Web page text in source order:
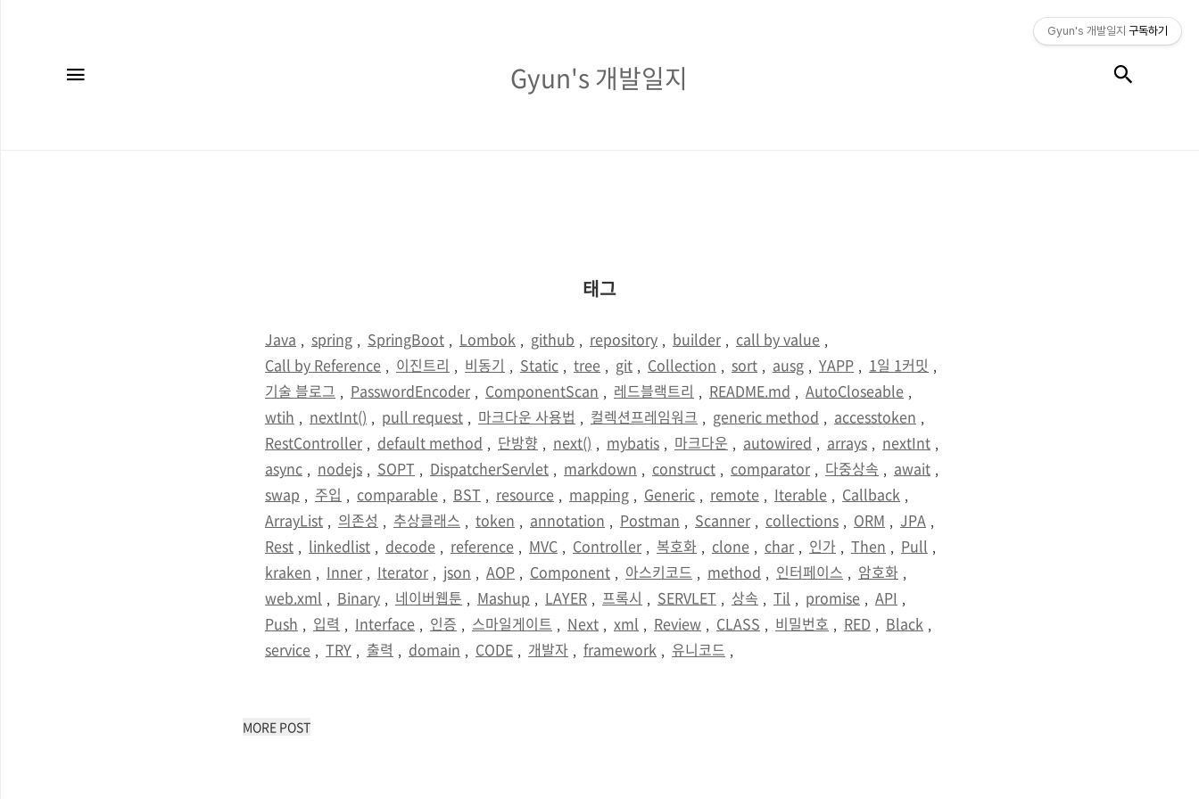
개
Gyun's 개발일지
태그
Java , spring , SpringBoot , Lombok , github , repository , builder , call by value ,
Call by Reference , 이진트리 , 비동기 , Static , tree , git , Collection , sort , ausg , YAPP , 1일 1커밋 ,
기술 블로그 , PasswordEncoder , ComponentScan , 레드블랙트리 , README.md , AutoCloseable ,
wtih , nextInt() , pull request , 마크다운 사용법 , 컬렉션프레임워크 , generic method , accesstoken ,
RestController , default method , 단방향 , next() , mybatis , 마크다운 , autowired , arrays , nextInt ,
async , nodejs , SOPT , DispatcherServlet , markdown , construct , comparator , 다중상속 , await ,
swap , 주입 , comparable , BST , resource , mapping , Generic , remote , Iterable , Callback ,
ArrayList , 의존성 , 추상클래스 , token , annotation , Postman , Scanner , collections , ORM , JPA ,
Rest , linkedlist , decode , reference , MVC , Controller , 복호화 , clone , char , 인가 , Then , Pull ,
kraken , Inner , Iterator , json , AOP , Component , 아스키코드 , method , 인터페이스 , 암호화 ,
web.xml , Binary , 네이버웹툰 , Mashup , LAYER , 프록시 , SERVLET , 상속 , Til , promise , API ,
Push , 입력 , Interface , 인증 , 스마일게이트 , Next , xml , Review , CLASS , 비밀번호 , RED , Black ,
service , TRY , 출력 , domain , CODE , 개발자 , framework , 유니코드 ,
MORE POST
Gyun's 개발일지 구독하기